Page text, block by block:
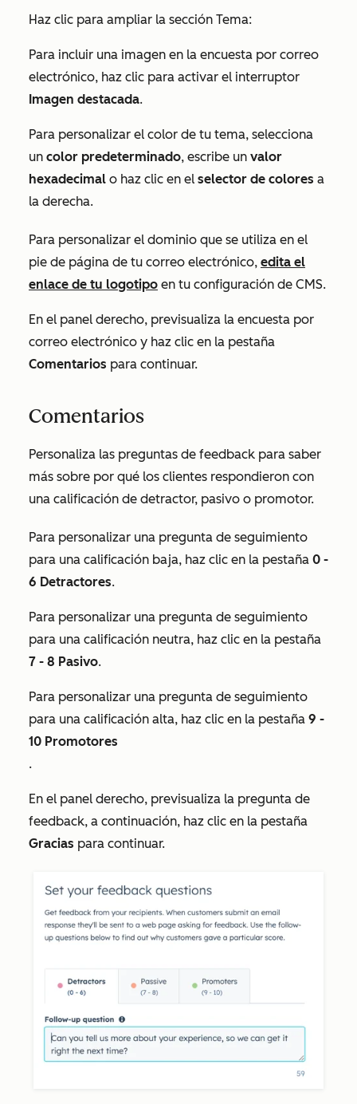
Haz clic para ampliar la sección Tema:
Para incluir una imagen en la encuesta por correo
electrónico, haz clic para activar el interruptor
Imagen destacada.
Para personalizar el color de tu tema, selecciona
un color predeterminado, escribe un valor
hexadecimal o haz clic en el selector de colores a
la derecha.
Para personalizar el dominio que se utiliza en el
pie de página de tu correo electrónico, edita el
enlace de tu logotipo en tu configuración de CMS.
En el panel derecho, previsualiza la encuesta por
correo electrónico y haz clic en la pestaña
Comentarios para continuar.
Comentarios
Personaliza las preguntas de feedback para saber
más sobre por qué los clientes respondieron con
una calificación de detractor, pasivo o promotor.
Para personalizar una pregunta de seguimiento
para una calificación baja, haz clic en la pestaña 0 -
6 Detractores.
Para personalizar una pregunta de seguimiento
para una calificación neutra, haz clic en la pestaña
7 - 8 Pasivo.
Para personalizar una pregunta de seguimiento
para una calificación alta, haz clic en la pestaña 9 -
10 Promotores
.
En el panel derecho, previsualiza la pregunta de
feedback, a continuación, haz clic en la pestaña
Gracias para continuar.